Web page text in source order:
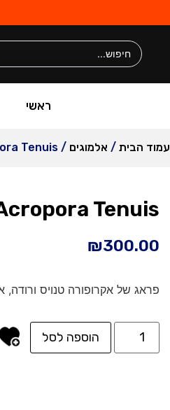
ראשי
עמוד הבית / אלמוגים /
Tenuis
Tenuis
₪300.00
פראג של אקרופורה טנויס ורודה, אמצע
הוספה לסל